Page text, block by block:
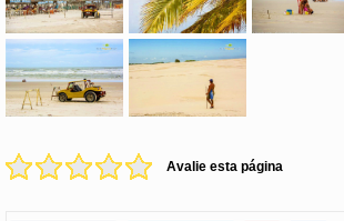
Avalie esta página